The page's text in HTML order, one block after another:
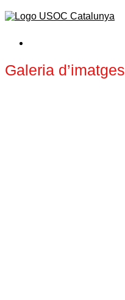
Galeria d’imatges